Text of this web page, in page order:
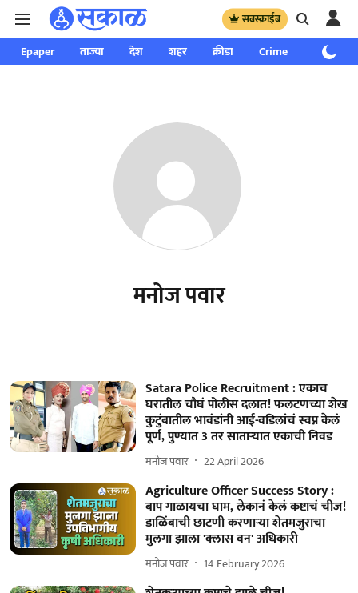
सबस्क्राईब
Epaper ताज्या देश शहर क्रीडा Crime साप्ताहिक
मनोज पवार
Satara Police Recruitment : एकाच
घरातील चौघं पोलीस दलात! फलटणच्या शेख
कुटुंबातील भावंडांनी आई-वडिलांचं स्वप्न केलं
पूर्ण, पुण्यात 3 तर साताऱ्यात एकाची निवड
मनोज पवार 22 April 2026
Agriculture Officer Success Story :
बाप गाळायचा घाम, लेकानं केलं कष्टाचं चीज!
डाळिंबाची छाटणी करणाऱ्या शेतमजुराचा
मुलगा झाला 'क्लास वन' अधिकारी
मनोज पवार 14 February 2026